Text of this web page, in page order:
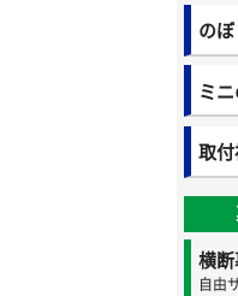
の
ミ
取
横
自由